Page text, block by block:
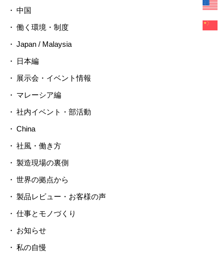
中国
働く環境・制度
Japan / Malaysia
日本編
展示会・イベント情報
マレーシア編
社内イベント・部活動
China
社風・働き方
製造現場の裏側
世界の拠点から
製品レビュー・お客様の声
仕事とモノづくり
お知らせ
私の自慢